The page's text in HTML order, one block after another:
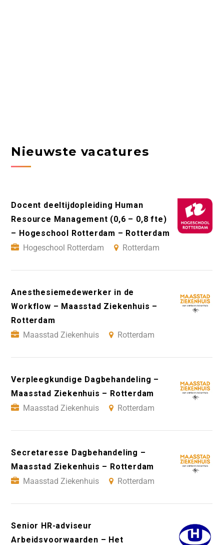
Nieuwste vacatures
Docent deeltijdopleiding Human
Resource Management (0,6 – 0,8 fte)
– Hogeschool Rotterdam – Rotterdam
Hogeschool Rotterdam
Rotterdam
Anesthesiemedewerker in de
Workflow – Maasstad Ziekenhuis –
Rotterdam
Maasstad Ziekenhuis
Rotterdam
Verpleegkundige Dagbehandeling –
Maasstad Ziekenhuis – Rotterdam
Maasstad Ziekenhuis
Rotterdam
Secretaresse Dagbehandeling –
Maasstad Ziekenhuis – Rotterdam
Maasstad Ziekenhuis
Rotterdam
Senior HR-adviseur
Arbeidsvoorwaarden – Het